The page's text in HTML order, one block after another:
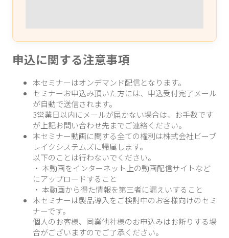
申込に関する注意事項
本セミナーはオンデマンド配信となります。
セミナーお申込み頂いた方には、申込受付完了メール
が自動で送信されます。
3営業日以内にメールが届かない場合は、お手数です
が上記お問い合わせ先までご連絡ください。
本セミナー動画に関する全ての権利は株式会社ビーブ
レイクシステムズに帰属します。
以下のことは行わないでください。
・ 本動画をインターネット上の動画配信サイトなど
にアップロードすること
・ 本動画から得た情報を第三者に漏えいすること
本セミナーは製品導入をご検討中のお客様向けのセミ
ナーです。
個人のお客様、同業他社様のお申込みはお断りする場
合がございますのでご了承ください。